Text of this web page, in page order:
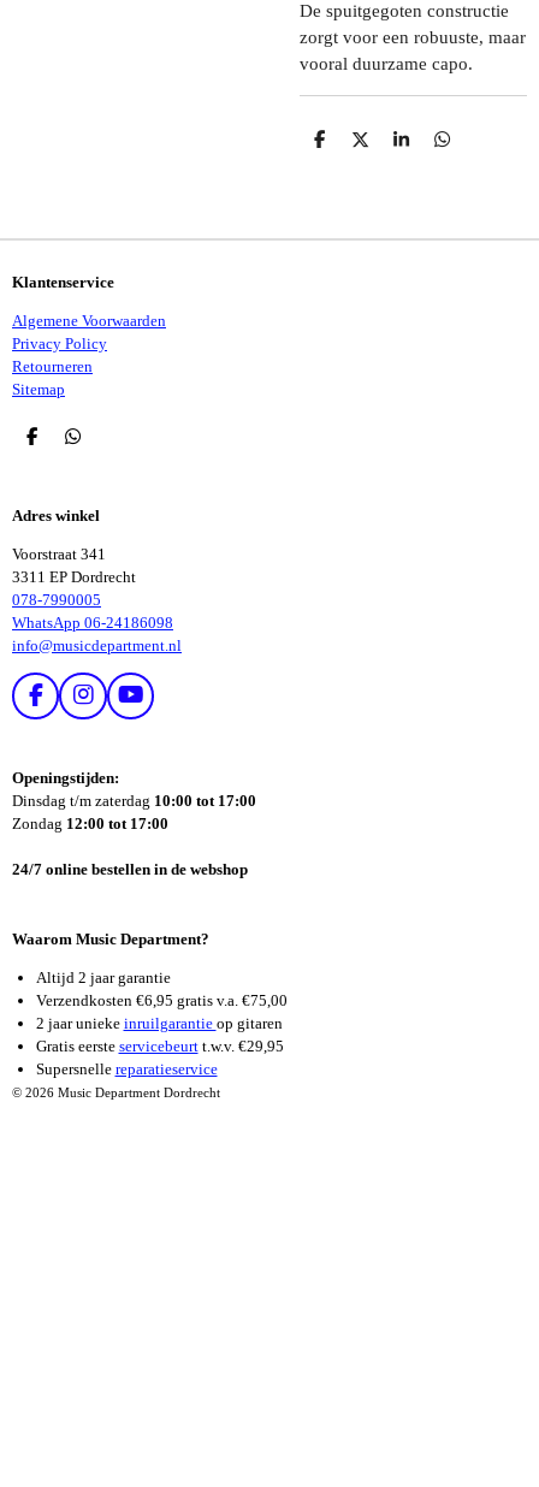
De spuitgegoten constructie
zorgt voor een robuuste, maar
vooral duurzame capo.
D
D
S
D
Klantenservice
Algemene Voorwaarden
Privacy Policy
Retourneren
Sitemap
D
N
D
N
Adres winkel
Voorstraat 341
3311 EP Dordrecht
078-7990005
WhatsApp 06-24186098
info@musicdepartment.nl
F
B
O
I
T
A
R
M
Y
U
E
Openingstijden:
Dinsdag t/m zaterdag 10:00 tot 17:00
Zondag 12:00 tot 17:00
24/7 online bestellen in de webshop
Waarom Music Department?
Altijd 2 jaar garantie
Verzendkosten €6,95 gratis v.a. €75,00
2 jaar unieke inruilgarantie op gitaren
Gratis eerste servicebeurtt.w.v. €29,95
Supersnelle reparatieservice
© 2026 Music Department Dordrecht